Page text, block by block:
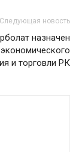
Следующая новость
назначен
и торговли РК